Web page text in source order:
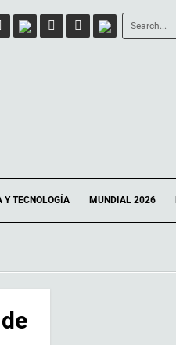
Y TECNOLOGÍA MUNDIAL 2026